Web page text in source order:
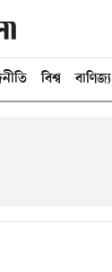
বিশ্ব বাণিজ্য